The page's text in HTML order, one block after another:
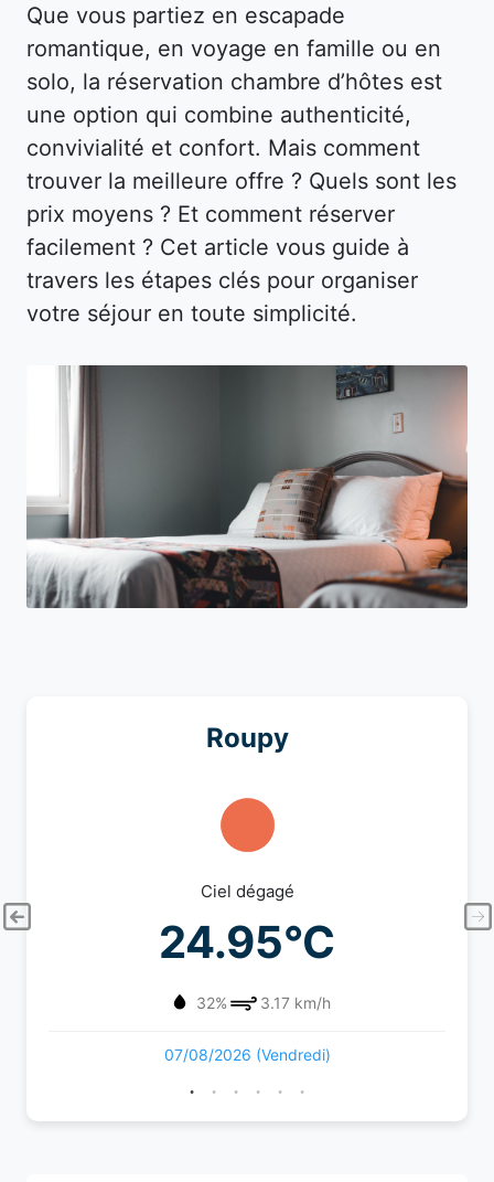
Que vous partiez en escapade
romantique, en voyage en famille ou en
solo, la réservation chambre d’hôtes est
une option qui combine authenticité,
convivialité et confort. Mais comment
trouver la meilleure offre ? Quels sont les
prix moyens ? Et comment réserver
facilement ? Cet article vous guide à
travers les étapes clés pour organiser
votre séjour en toute simplicité.
Roupy
Ciel dégagé
24.95°C
32% 3.17 km/h
07/08/2026 (Vendredi)